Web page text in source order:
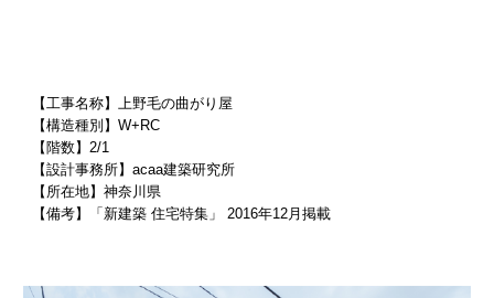
【工事名称】上野毛の曲がり屋
【構造種別】W+RC
【階数】2/1
【設計事務所】acaa建築研究所
【所在地】神奈川県
【備考】「新建築 住宅特集」 2016年12月掲載